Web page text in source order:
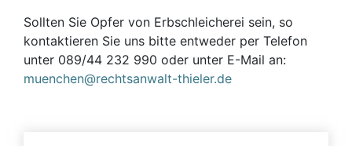
Sollten Sie Opfer von Erbschleicherei sein, so
kontaktieren Sie uns bitte entweder per Telefon
unter 089/44 232 990 oder unter E-Mail an:
muenchen@rechtsanwalt-thieler.de